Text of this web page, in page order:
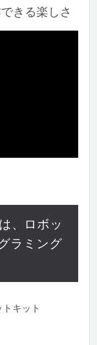
きる楽しさ
、ロボッ
ラミング
キット